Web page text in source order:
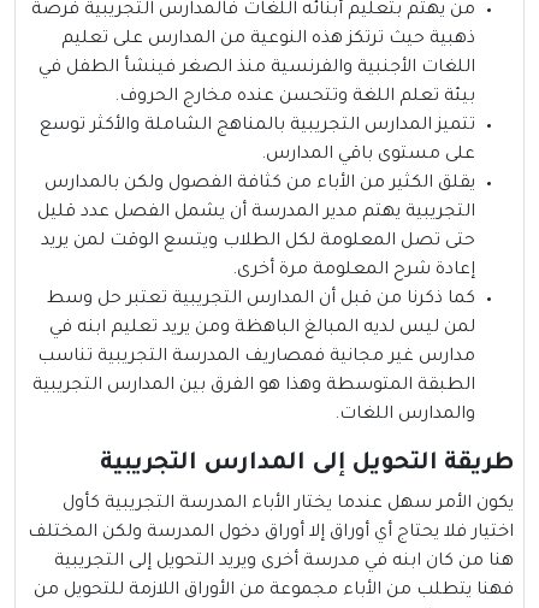
من يهتم بتعليم أبنائه اللغات فالمدارس التجريبية فرصة
ذهبية حيث ترتكز هذه النوعية من المدارس على تعليم
اللغات الأجنبية والفرنسية منذ الصغر فينشأ الطفل في
بيئة تعلم اللغة وتتحسن عنده مخارج الحروف.
تتميز المدارس التجريبية بالمناهج الشاملة والأكثر توسع
على مستوى باقي المدارس.
يقلق الكثير من الأباء من كثافة الفصول ولكن بالمدارس
التجريبية يهتم مدير المدرسة أن يشمل الفصل عدد قليل
حتى تصل المعلومة لكل الطلاب ويتسع الوقت لمن يريد
إعادة شرح المعلومة مرة أخرى.
كما ذكرنا من قبل أن المدارس التجريبية تعتبر حل وسط
لمن ليس لديه المبالغ الباهظة ومن يريد تعليم ابنه في
مدارس غير مجانية فمصاريف المدرسة التجريبية تناسب
الطبقة المتوسطة وهذا هو الفرق بين المدارس التجريبية
والمدارس اللغات.
طريقة التحويل إلى المدارس التجريبية
يكون الأمر سهل عندما يختار الأباء المدرسة التجريبية كأول
اختيار فلا يحتاج أي أوراق إلا أوراق دخول المدرسة ولكن المختلف
هنا من كان ابنه في مدرسة أخرى ويريد التحويل إلى التجريبية
فهنا يتطلب من الأباء مجموعة من الأوراق اللازمة للتحويل من